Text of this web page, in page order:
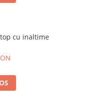
cu inaltime